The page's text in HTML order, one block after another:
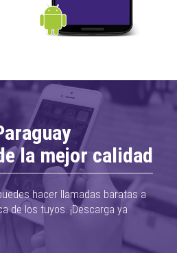
la mejor calidad
hacer llamadas baratas a
de los tuyos. ¡Descarga ya